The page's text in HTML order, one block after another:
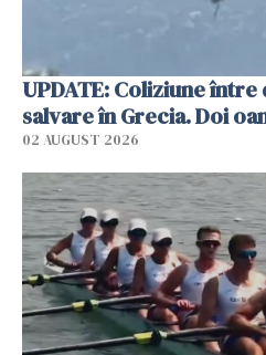
UPDATE: Coliziune
salvare în Grecia. Doi
02 AUGUST 2026